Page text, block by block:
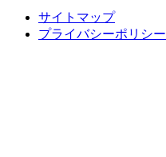
サイトマップ
プライバシーポリシー